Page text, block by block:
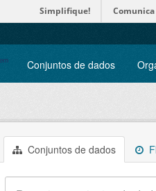
Simplifique! Comunica
Conjuntos de dados
Conjuntos de dados